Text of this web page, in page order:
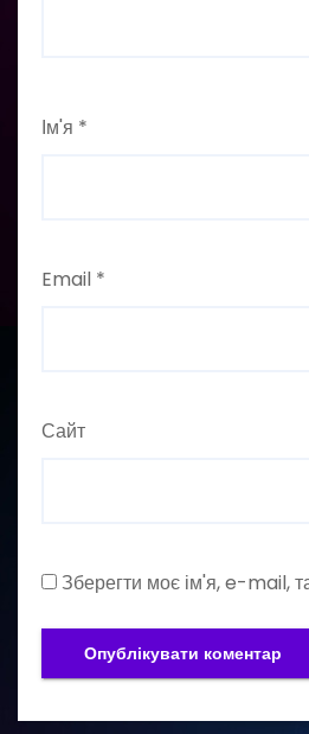
Ім'я *
Email *
Сайт
Зберегти моє ім'я, e-mail,